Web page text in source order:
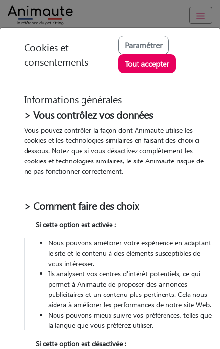
Trouvez votre gardien idéal !
Garde
chez le Pet Sitter
Garde
chez le Pet Sitter Visites
Visites
Pour quel animal ?
Trouver mon Pet Sitter
Garde animaux France Auvergne-Rhône-Alpes
Ain
Chalamont
Pas encore de petsitters disponibles
Toutes nos petsitters à Chalamont
Cookies et
consentements
Paramétrer
Tout accepter
Informations générales
> Vous contrôlez vos données
Vous pouvez contrôler la façon dont Animaute utilise les
cookies et les technologies similaires en faisant des choix ci-
dessous. Notez que si vous désactivez complètement les
cookies et technologies similaires, le site Animaute risque de
ne pas fonctionner correctement.
> Comment faire des choix
Si cette option est activée :
Nous pouvons améliorer votre expérience en adaptant
le site et le contenu à des éléments susceptibles de
vous intéresser.
Ils analysent vos centres d'intérêt potentiels, ce qui
permet à Animaute de proposer des annonces
publicitaires et un contenu plus pertinents. Cela nous
aidera à améliorer les performances de notre site Web.
Nous pouvons mieux suivre vos préférences, telles que
la langue que vous préférez utiliser.
Si cette option est désactivée :